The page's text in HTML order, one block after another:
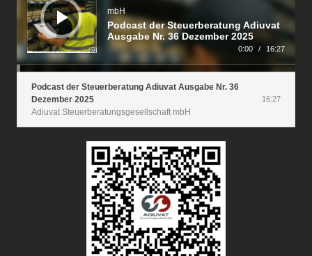
mbH
Podcast der Steuerberatung Adiuvat
Ausgabe Nr. 36 Dezember 2025
0:00 / 16:27
Podcast der Steuerberatung Adiuvat Ausgabe Nr. 36
Dezember 2025
Adiuvat Steuerberatungsgesellschaft mbH
16:27